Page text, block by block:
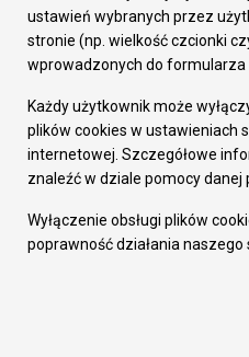
Fundusze europejskie
Środki krajowe
Oferty inwestycyjne
Pozostałe
Deklaracja dostępności
Dane osobowe
Dodaj opinię o witrynie
ustawień wybranych przez
stronie (np. wielkość czcionki
wprowadzonych do formularza
Każdy użytkownik może
plików cookies w ustawieniach
internetowej. Szczegółowe
znaleźć w dziale pomocy danej
Wyłączenie obsługi plików
poprawność działania naszego